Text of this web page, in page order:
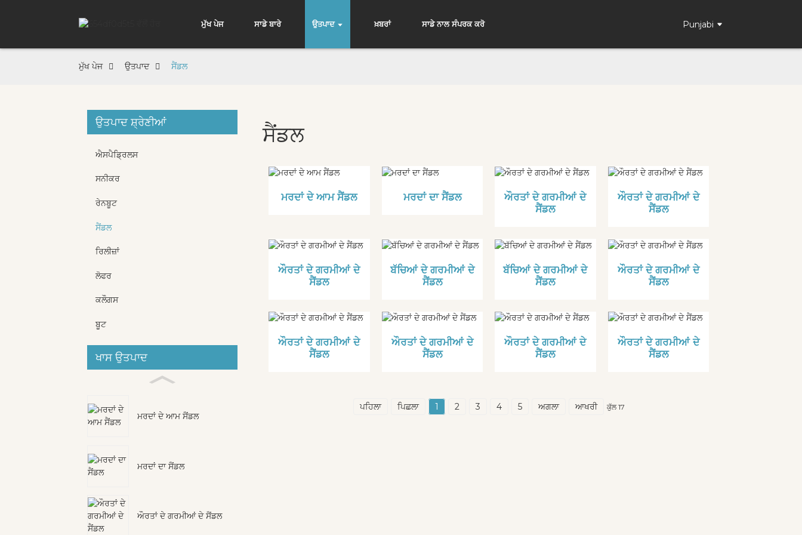
ਮੁੱਖ ਪੇਜ ਸਾਡੇ ਬਾਰੇ ਉਤਪਾਦ ਖ਼ਬਰਾਂ ਸਾਡੇ ਨਾਲ ਸੰਪਰਕ ਕਰੋ Punjabi
ਮੁੱਖ ਪੇਜ ਉਤਪਾਦ ਸੈਂਡਲ
ਉਤਪਾਦ ਸ਼੍ਰੇਣੀਆਂ
ਐਸਪੈਡ੍ਰਿਲਸ
ਸਨੀਕਰ
ਰੇਨਬੂਟ
ਸੈਂਡਲ
ਰਿਲੀਜ਼ਾਂ
ਲੋਫਰ
ਕਲੌਗਸ
ਬੂਟ
ਖਾਸ ਉਤਪਾਦ
ਮਰਦਾਂ ਦੇ ਆਮ ਸੈਂਡਲ
ਮਰਦਾਂ ਦਾ ਸੈਂਡਲ
ਔਰਤਾਂ ਦੇ ਗਰਮੀਆਂ ਦੇ ਸੈਂਡਲ
ਸੈਂਡਲ
ਮਰਦਾਂ ਦੇ ਆਮ ਸੈਂਡਲ ਮਰਦਾਂ ਦਾ ਸੈਂਡਲ
ਔਰਤਾਂ ਦੇ ਗਰਮੀਆਂ ਦੇ
ਸੈਂਡਲ
ਔਰਤਾਂ ਦੇ ਗਰਮੀਆਂ ਦੇ
ਸੈਂਡਲ
ਔਰਤਾਂ ਦੇ ਗਰਮੀਆਂ ਦੇ
ਸੈਂਡਲ
ਬੱਚਿਆਂ ਦੇ ਗਰਮੀਆਂ ਦੇ
ਸੈਂਡਲ
ਬੱਚਿਆਂ ਦੇ ਗਰਮੀਆਂ ਦੇ
ਸੈਂਡਲ
ਔਰਤਾਂ ਦੇ ਗਰਮੀਆਂ ਦੇ
ਸੈਂਡਲ
ਔਰਤਾਂ ਦੇ ਗਰਮੀਆਂ ਦੇ
ਸੈਂਡਲ
ਔਰਤਾਂ ਦੇ ਗਰਮੀਆਂ ਦੇ
ਸੈਂਡਲ
ਔਰਤਾਂ ਦੇ ਗਰਮੀਆਂ ਦੇ
ਸੈਂਡਲ
ਔਰਤਾਂ ਦੇ ਗਰਮੀਆਂ ਦੇ
ਸੈਂਡਲ
ਪਹਿਲਾ ਪਿਛਲਾ 1 2 3 4 5 ਅਗਲਾ ਆਖਰੀ ਕੁੱਲ 17